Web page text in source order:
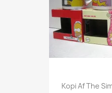
Kopi Af The